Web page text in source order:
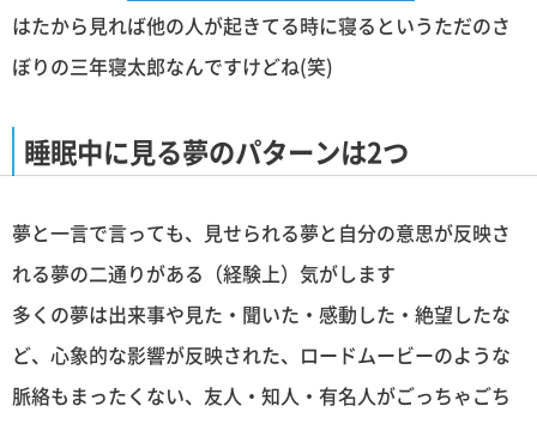
はたから見れば他の人が起きてる時に寝るというただのさ
ぼりの三年寝太郎なんですけどね(笑)
睡眠中に見る夢のパターンは2つ
夢と一言で言っても、見せられる夢と自分の意思が反映さ
れる夢の二通りがある（経験上）気がします
多くの夢は出来事や見た・聞いた・感動した・絶望したな
ど、心象的な影響が反映された、ロードムービーのような
脈絡もまったくない、友人・知人・有名人がごっちゃごち